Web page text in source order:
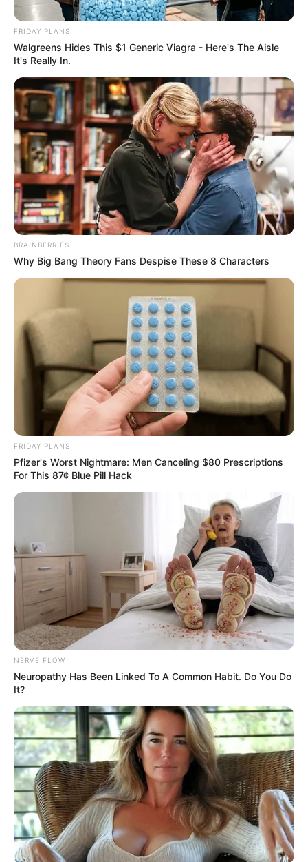
ΜΕΓΑΛΥΤΕΡΕΣ ΕΦΕΥΡΕΣΕΙΣ ΤΟΥΣ, ΠΟΥ ΔΕΝ ΕΙΧΑΝ ΣΕ
ΤΙΠΟΤΑ ΝΑ ΖΗΛΕΨΟΥΝ ΤΗΝ ΣΗΜΕΡΙΝΗ ΤΕΧΝΟΛΟΓΙΑ…..
ΠΟΣΟ ΜΠΡΟΣΤΑ ΗΤΑΝΕ ΤΟΤΕ...
ΚΟΙΝΩΝΙΚΑ ΔΙΚΤΥΑ
FACEBOOK ΑΡΈΣΕΙ
YOUTUBE ΕΓΓΡΑΦΕΊΤΕ
EMAIL ΑΚΟΛΟΥΘΉΣΤΕ
FRIDAY PLANS
Walgreens Hides This $1 Generic Viagra - Here's The Aisle
It's Really In.
BRAINBERRIES
Why Big Bang Theory Fans Despise These 8 Characters
FRIDAY PLANS
Pfizer's Worst Nightmare: Men Canceling $80 Prescriptions
For This 87¢ Blue Pill Hack
NERVE FLOW
Neuropathy Has Been Linked To A Common Habit. Do You Do
It?